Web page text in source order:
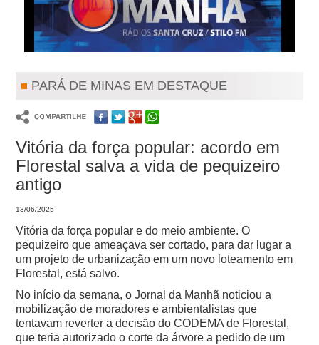
PARÁ DE MINAS EM DESTAQUE
Vitória da força popular: acordo em
Florestal salva a vida de pequizeiro
antigo
13/06/2025
Vitória da força popular e do meio ambiente. O
pequizeiro que ameaçava ser cortado, para dar lugar a
um projeto de urbanização em um novo loteamento em
Florestal, está salvo.
No início da semana, o Jornal da Manhã noticiou a
mobilização de moradores e ambientalistas que
tentavam reverter a decisão do CODEMA de Florestal,
que teria autorizado o corte da árvore a pedido de um